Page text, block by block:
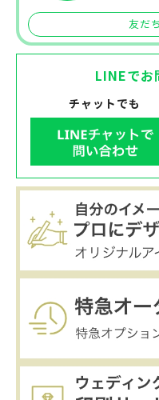
友だ
LINEでお
チャットでも